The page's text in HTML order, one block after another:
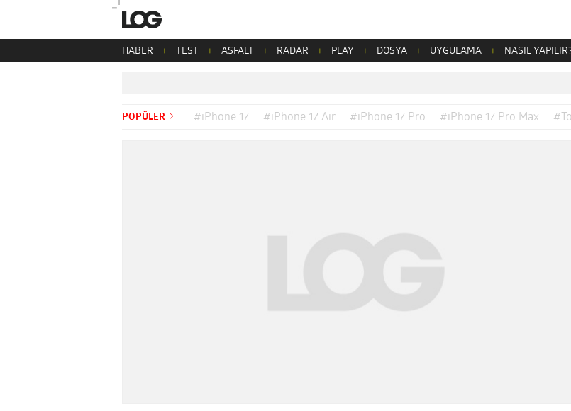
HABER TEST ASFALT RADAR PLAY DOSYA UYGULAMA NASIL
POPÜLER #iPhone 17 #iPhone 17 Air #iPhone 17 Pro #iPhone 17 Pro Max